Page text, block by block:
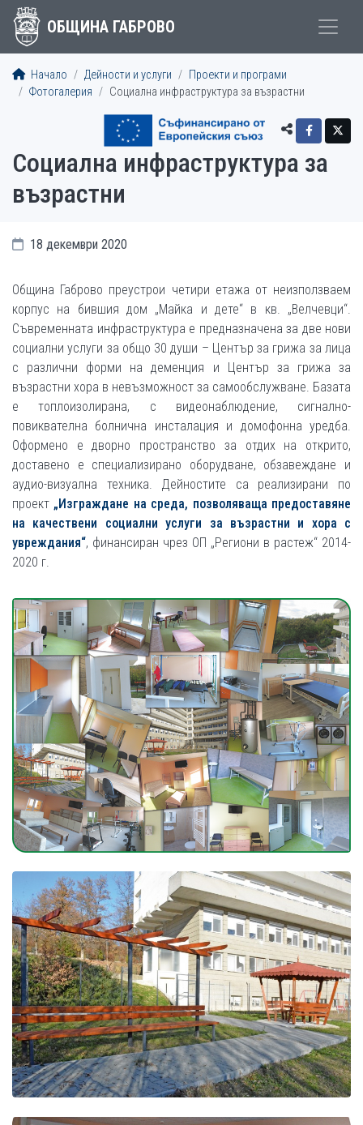
ОБЩИНА ГАБРОВО
Начало Дейности и услуги
Проекти и програми
Фотогалерия
Социална инфраструктура за възрастни
Социална инфраструктура за
възрастни
18 декември 2020
Община Габрово преустрои четири етажа от неизползваем
корпус на бившия дом „Майка и дете“ в кв. „Велчевци“.
Съвременната инфраструктура е предназначена за две нови
социални услуги за общо 30 души – Център за грижа за лица
с различни форми на деменция и Център за грижа за
възрастни хора в невъзможност за самообслужване. Базата
е топлоизолирана, с видеонаблюдение, сигнално-
повиквателна болнична инсталация и домофонна уредба.
Оформено е дворно пространство за отдих на открито,
доставено е специализирано оборудване, обзавеждане и
аудио-визуална техника. Дейностите са реализирани по
проект „Изграждане на среда, позволяваща предоставяне
на качествени социални услуги за възрастни и хора с
увреждания“, финансиран чрез ОП „Региони в растеж“ 2014-
2020 г.